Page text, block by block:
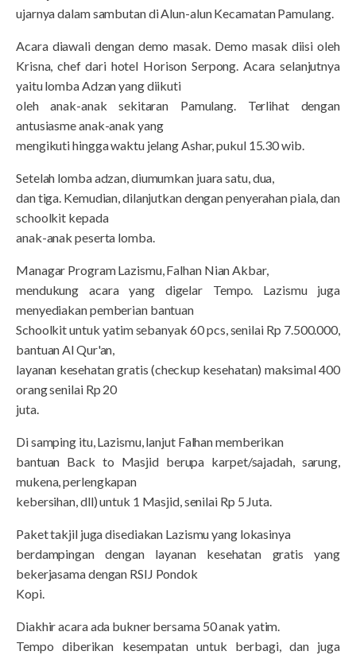
ujarnya dalam sambutan di Alun-alun Kecamatan Pamulang.
Acara diawali dengan demo masak. Demo masak diisi oleh
Krisna, chef dari hotel Horison Serpong. Acara selanjutnya
yaitu lomba Adzan yang diikuti
oleh anak-anak sekitaran Pamulang. Terlihat dengan
antusiasme anak-anak yang
mengikuti hingga waktu jelang Ashar, pukul 15.30 wib.
Setelah lomba adzan, diumumkan juara satu, dua,
dan tiga. Kemudian, dilanjutkan dengan penyerahan piala, dan
schoolkit kepada
anak-anak peserta lomba.
Managar Program Lazismu, Falhan Nian Akbar,
mendukung acara yang digelar Tempo. Lazismu juga
menyediakan pemberian bantuan
Schoolkit untuk yatim sebanyak 60 pcs, senilai Rp 7.500.000,
bantuan Al Qur'an,
layanan kesehatan gratis (checkup kesehatan) maksimal 400
orang senilai Rp 20
juta.
Di samping itu, Lazismu, lanjut Falhan memberikan
bantuan Back to Masjid berupa karpet/sajadah, sarung,
mukena, perlengkapan
kebersihan, dll) untuk 1 Masjid, senilai Rp 5 Juta.
Paket takjil juga disediakan Lazismu yang lokasinya
berdampingan dengan layanan kesehatan gratis yang
bekerjasama dengan RSIJ Pondok
Kopi.
Diakhir acara ada bukner bersama 50 anak yatim.
Tempo diberikan kesempatan untuk berbagi, dan juga